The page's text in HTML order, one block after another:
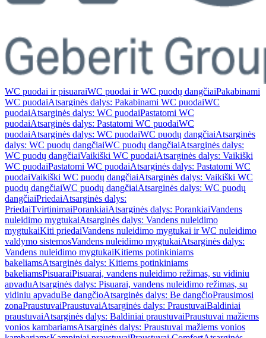
WC puodai ir pisuaraiWC puodai ir WC puodų dangčiaiPakabinami
WC puodaiAtsarginės dalys: Pakabinami WC puodaiWC
puodaiAtsarginės dalys: WC puodaiPastatomi WC
puodaiAtsarginės dalys: Pastatomi WC puodaiWC
puodaiAtsarginės dalys: WC puodaiWC puodų dangčiaiAtsarginės
dalys: WC puodų dangčiaiWC puodų dangčiaiAtsarginės dalys:
WC puodų dangčiaiVaikiški WC puodaiAtsarginės dalys: Vaikiški
WC puodaiPastatomi WC puodaiAtsarginės dalys: Pastatomi WC
puodaiVaikiški WC puodų dangčiaiAtsarginės dalys: Vaikiški WC
puodų dangčiaiWC puodų dangčiaiAtsarginės dalys: WC puodų
dangčiaiPriedaiAtsarginės dalys:
PriedaiTvirtinimaiPorankiaiAtsarginės dalys: PorankiaiVandens
nuleidimo mygtukaiAtsarginės dalys: Vandens nuleidimo
mygtukaiKiti priedaiVandens nuleidimo mygtukai ir WC nuleidimo
valdymo sistemosVandens nuleidimo mygtukaiAtsarginės dalys:
Vandens nuleidimo mygtukaiKitiems potinkiniams
bakeliamsAtsarginės dalys: Kitiems potinkiniams
bakeliamsPisuaraiPisuarai, vandens nuleidimo režimas, su vidiniu
apvaduAtsarginės dalys: Pisuarai, vandens nuleidimo režimas, su
vidiniu apvaduBe dangčioAtsarginės dalys: Be dangčioPrausimosi
zonaPraustuvaiPraustuvaiAtsarginės dalys: PraustuvaiBaldiniai
praustuvaiAtsarginės dalys: Baldiniai praustuvaiPraustuvai mažiems
vonios kambariamsAtsarginės dalys: Praustuvai mažiems vonios